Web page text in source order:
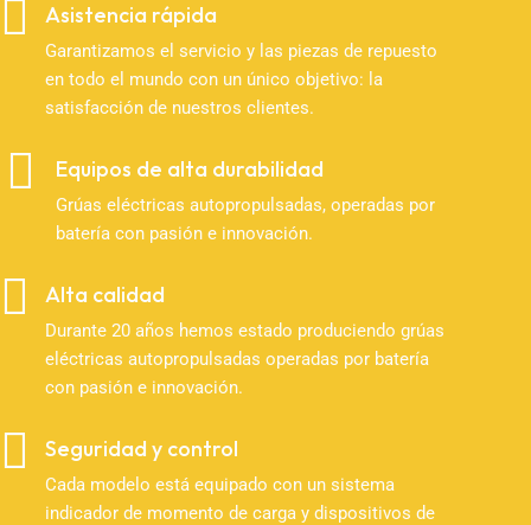
Asistencia rápida
Garantizamos el servicio y las piezas de repuesto
en todo el mundo con un único objetivo: la
satisfacción de nuestros clientes.
Equipos de alta durabilidad
Grúas eléctricas autopropulsadas, operadas por
batería con pasión e innovación.
Alta calidad
Durante 20 años hemos estado produciendo grúas
eléctricas autopropulsadas operadas por batería
con pasión e innovación.
Seguridad y control
Cada modelo está equipado con un sistema
indicador de momento de carga y dispositivos de